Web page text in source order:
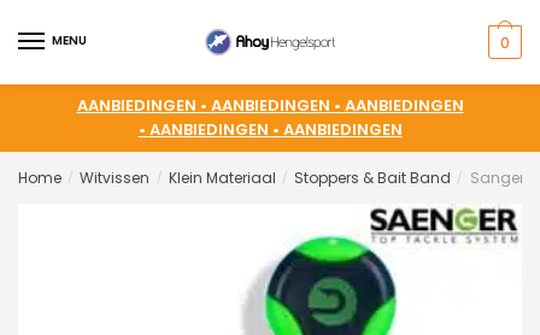
MENU 0
AANBIEDINGEN • AANBIEDINGEN • AANBIEDINGEN
• AANBIEDINGEN • AANBIEDINGEN
Home / Witvissen / Klein Materiaal / Stoppers & Bait Band / Sanger